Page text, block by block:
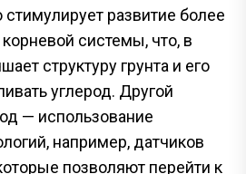
развитие более
системы, что, в
структуру грунта и его
углерод. Другой
— использование
например, датчиков
позволяют перейти к